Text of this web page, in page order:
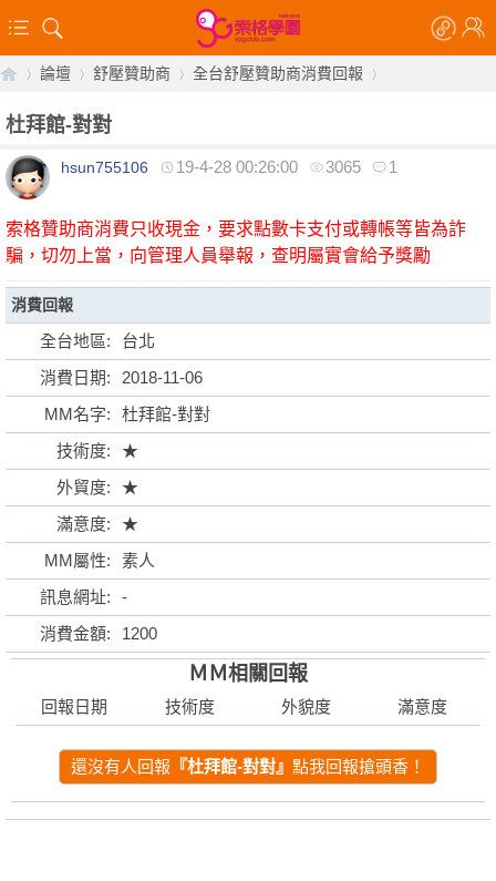
【
格
»
論壇
›
舒壓贊助商
›
全台舒壓贊助商消費回報
杜拜館-對對
hsun755106 19-4-28 00:26:00 3065 1
索格贊助商消費只收現金，要求點數卡支付或轉帳等皆為詐
騙，切勿上當，向管理人員舉報，查明屬實會給予獎勵
消費回報
全台地區:
台北
消費日期:
2018-11-06
MM名字:
杜拜館-對對
技術度:
★
外貿度:
★
滿意度:
★
MM屬性:
素人
訊息網址:
-
消費金額:
1200
ＭＭ相關回報
回報日期 技術度 外貌度 滿意度
還沒有人回報 『杜拜館-對對』 點我回報搶頭香！